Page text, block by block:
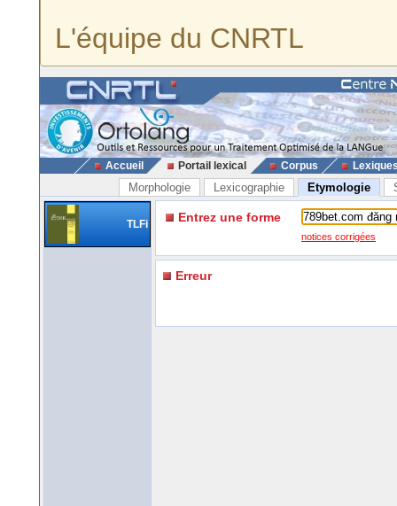
L'équipe du CNRTL
Accueil Portail lexical Corpus
Morphologie Lexicographie Etymologie
TLFi Entrez une forme
notices corrigées
Erreur